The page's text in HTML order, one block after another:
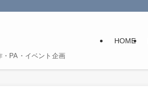
PA・イベント企画
HOME